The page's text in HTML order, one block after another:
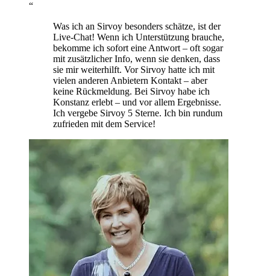
“
Was ich an Sirvoy besonders schätze, ist der
Live-Chat! Wenn ich Unterstützung brauche,
bekomme ich sofort eine Antwort – oft sogar
mit zusätzlicher Info, wenn sie denken, dass
sie mir weiterhilft. Vor Sirvoy hatte ich mit
vielen anderen Anbietern Kontakt – aber
keine Rückmeldung. Bei Sirvoy habe ich
Konstanz erlebt – und vor allem Ergebnisse.
Ich vergebe Sirvoy 5 Sterne. Ich bin rundum
zufrieden mit dem Service!